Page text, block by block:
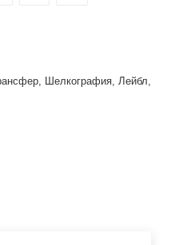
Шелкография, Лейбл,